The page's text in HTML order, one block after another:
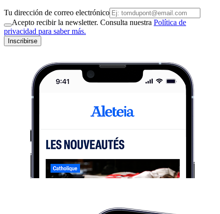
Tu dirección de correo electrónico
Acepto recibir la newsletter. Consulta nuestra Política de
privacidad para saber más.
Inscribirse